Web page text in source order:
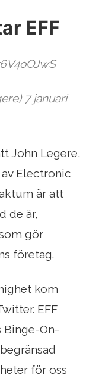
EFF
7 januari
John Legere,
Electronic
är att
de är,
gör
företag.
kom
EFF
Binge-On-
för oss